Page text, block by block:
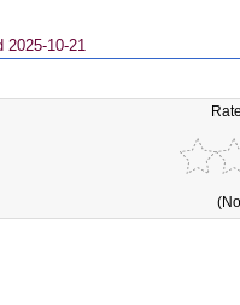
2025-10-21